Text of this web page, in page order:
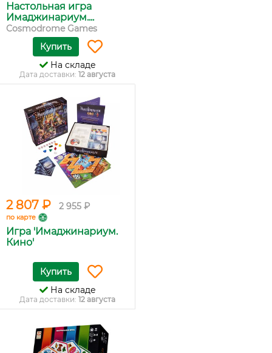
Настольная игра
Имаджинариум....
Cosmodrome Games
Купить
На складе
Дата доставки: 12 августа
2 807 ₽ 2 955 ₽
по карте
Игра 'Имаджинариум.
Кино'
Купить
На складе
Дата доставки: 12 августа